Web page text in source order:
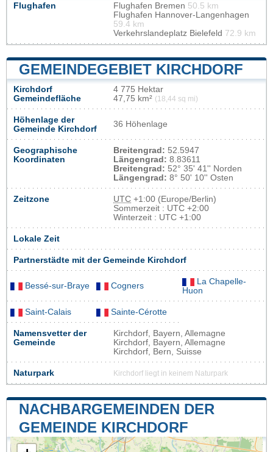
Flughafen Flughafen Bremen 50.5 km
Flughafen Hannover-Langenhagen
59.4 km
Verkehrslandeplatz Bielefeld 72.9 km
GEMEINDEGEBIET KIRCHDORF
Kirchdorf
Gemeindefläche
4 775 Hektar
47,75 km² (18,44 sq mi)
Höhenlage der
Gemeinde Kirchdorf
36 Höhenlage
Geographische
Koordinaten
Breitengrad: 52.5947
Längengrad: 8.83611
Breitengrad: 52° 35' 41'' Norden
Längengrad: 8° 50' 10'' Osten
Zeitzone UTC +1:00 (Europe/Berlin)
Sommerzeit : UTC +2:00
Winterzeit : UTC +1:00
Lokale Zeit
Partnerstädte mit der Gemeinde Kirchdorf
Bessé-sur-Braye Cogners
La Chapelle-
Huon
Saint-Calais Sainte-Cérotte
Namensvetter der
Gemeinde
Kirchdorf, Bayern, Allemagne
Kirchdorf, Bayern, Allemagne
Kirchdorf, Bern, Suisse
Naturpark Kirchdorf liegt in keinem Naturpark
NACHBARGEMEINDEN DER
GEMEINDE KIRCHDORF